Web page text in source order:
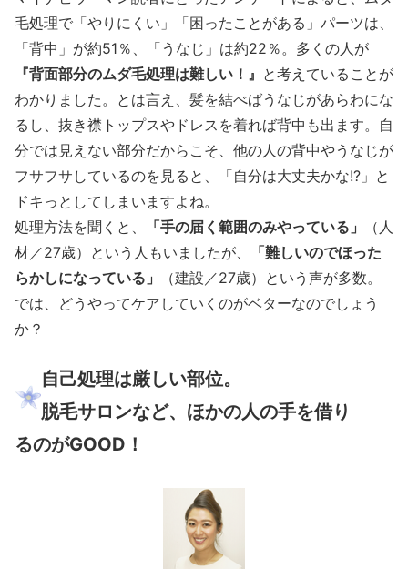
毛処理で「やりにくい」「困ったことがある」パーツは、
「背中」が約51％、「うなじ」は約22％。多くの人が
『背面部分のムダ毛処理は難しい！』 と考えていることが
わかりました。とは言え、髪を結べばうなじがあらわにな
るし、抜き襟トップスやドレスを着れば背中も出ます。自
分では見えない部分だからこそ、他の人の背中やうなじが
フサフサしているのを見ると、「自分は大丈夫かな!?」と
ドキっとしてしまいますよね。
処理方法を聞くと、
「手の届く範囲のみやっている」
（人
材／27歳）という人もいましたが、
「難しいのでほった
らかしになっている」
（建設／27歳）という声が多数。
では、どうやってケアしていくのがベターなのでしょう
か？
自己処理は厳しい部位。
脱毛サロンなど、ほかの人の手を借り
るのがGOOD！